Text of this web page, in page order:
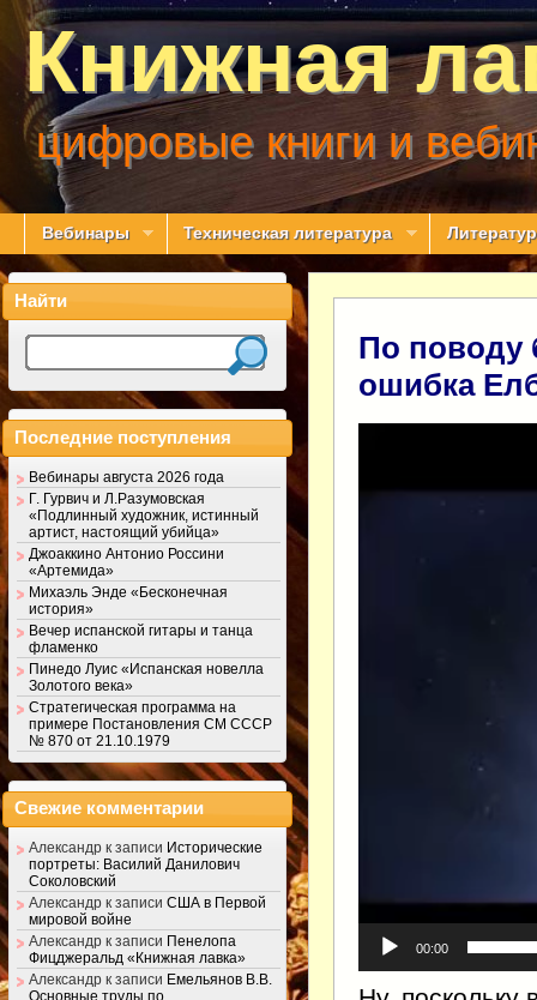
Книжная
цифровые книги и
Вебинары Техническая литература
По поводу
ошибка
00:00
Найти
Последние поступления
Вебинары августа 2026 года
Г. Гурвич и Л.Разумовская
«Подлинный художник, истинный
артист, настоящий убийца»
Джоаккино Антонио Россини
«Артемида»
Михаэль Энде «Бесконечная
история»
Вечер испанской гитары и танца
фламенко
Пинедо Луис «Испанская новелла
Золотого века»
Стратегическая программа на
примере Постановления СМ СССР
№ 870 от 21.10.1979
Свежие комментарии
Александр к записи Исторические
портреты: Василий Данилович
Соколовский
Александр к записи США в Первой
мировой войне
Александр к записи Пенелопа
Фицджеральд «Книжная лавка»
Александр к записи Емельянов В.В.